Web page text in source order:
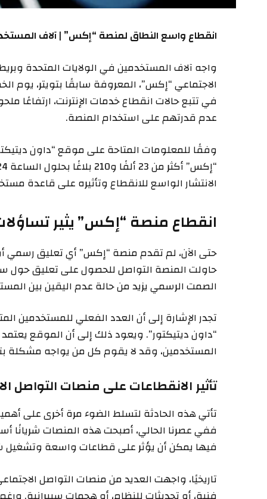
انقطاع واسع النطاق لمنصة “إكس” | آلاف
واجه آلاف المستخدمين في الولايات المتحدة
الاجتماعي “إكس”، المعروفة سابقًا بتويتر،
في تتبع حالات انقطاع خدمات الإنترنت،
عدم قدرتهم على استخدام المنصة.
وفقًا للمعلومات المتاحة على موقع “داون
الانتشار الواسع للانقطاع وتأثيره على قاعدة
انقطاع منصة “إكس” يثير
حتى الآن، لم تقدم منصة “إكس” أي تعليق رسمي
حاولت المنصة التواصل للحصول على تعليق حول
الصمت الرسمي يزيد من حالة عدم اليقين بين
تجدر الإشارة إلى أن العدد الفعلي للمستخدمين
“داون ديتيكتور”. ويعود ذلك إلى أن الموقع
المستخدمين، وقد لا يقوم كل من يواجه مشكلة
تأثير الانقطاعات على منصات التواصل
تأتي هذه الحادثة لتسلط الضوء مرة أخرى على
ففي عصرنا الحالي، أصبحت هذه المنصات شريانًا
فيها يمكن أن يؤثر على قطاعات واسعة
تاريخيًا، واجهت العديد من منصات التواصل